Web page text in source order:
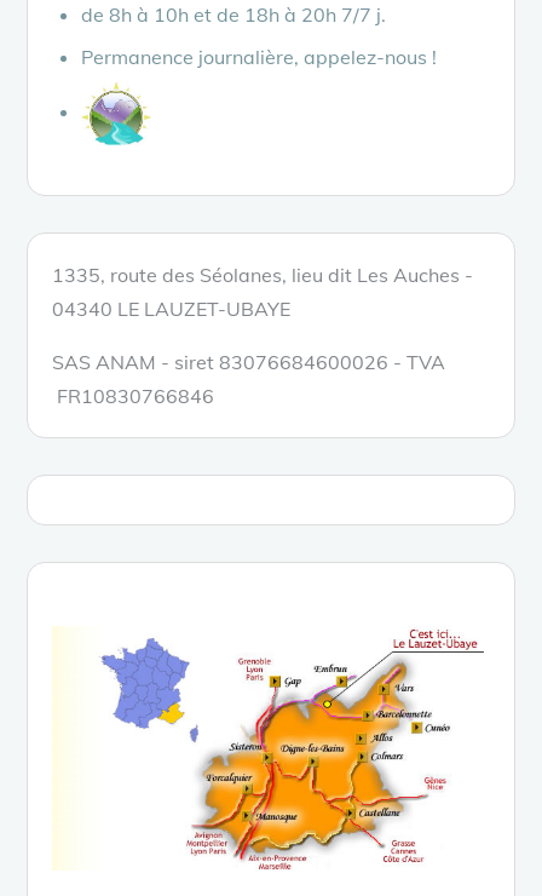
de 8h à 10h et de 18h à 20h 7/7 j.
Permanence journalière, appelez-nous !
1335, route des Séolanes, lieu dit Les Auches -
04340 LE LAUZET-UBAYE
SAS ANAM - siret 83076684600026 - TVA
FR10830766846